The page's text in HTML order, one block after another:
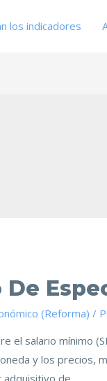
los indicadores
(Reforma) /
el salario mínimo
y los precios,